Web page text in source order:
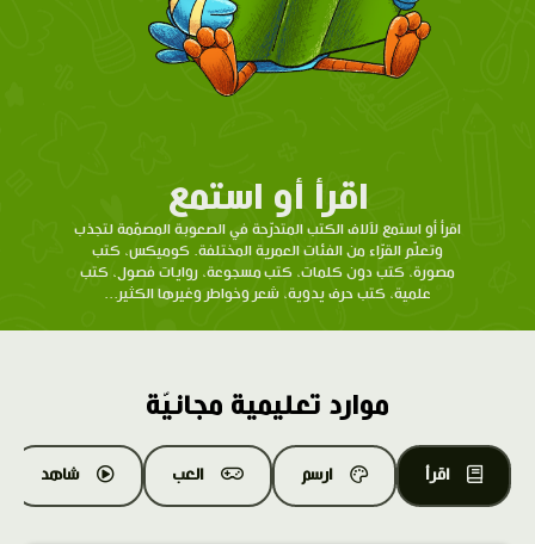
اقرأ أو استمع
اقرأ أو استمع لآلاف الكتب المتدرّحة في الصعوبة المصمّمة لتجذب
وتعلّم القرّاء من الفئات العمرية المختلفة. كوميكس، كتب
مصورة، كتب دون كلمات، كتب مسجوعة، روايات فصول، كتب
علمية، كتب حرف يدوية، شعر وخواطر وغيرها الكثير...
موارد تعليمية مجانيّة
اقرأ ارسم العب شاهد